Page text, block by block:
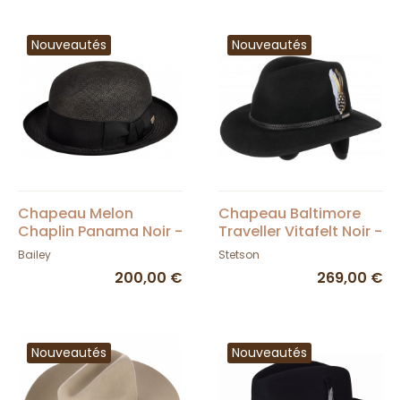
Nouveautés
Chapeau Melon
Chaplin Panama Noir -
Bailey
Bailey
200,00 €
Nouveautés
Chapeau Baltimore
Traveller Vitafelt Noir -
Stetson
Stetson
269,00 €
Nouveautés Nouveautés